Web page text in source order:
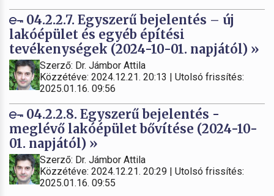
04.2.2.7. Egyszerű bejelentés – új
lakóépület és egyéb építési
tevékenységek (2024-10-01. napjától) »
Szerző: Dr. Jámbor Attila
Közzétéve: 2024.12.21. 20:13 | Utolsó frissítés:
2025.01.16. 09:56
04.2.2.8. Egyszerű bejelentés -
meglévő lakóépület bővítése (2024-10-
01. napjától) »
Szerző: Dr. Jámbor Attila
Közzétéve: 2024.12.21. 20:29 | Utolsó frissítés:
2025.01.16. 09:55